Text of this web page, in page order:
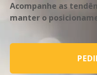
Acompanhe as
manter o